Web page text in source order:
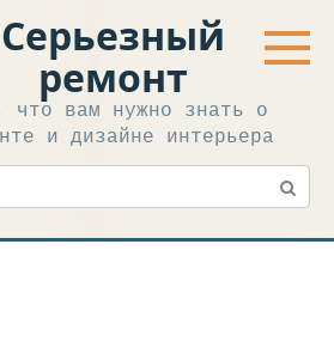
Серьезный
ремонт
что вам нужно знать о
и дизайне интерьера